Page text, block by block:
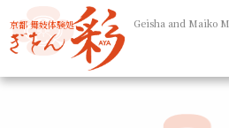
京都 舞妓体験処 Geisha and Maiko